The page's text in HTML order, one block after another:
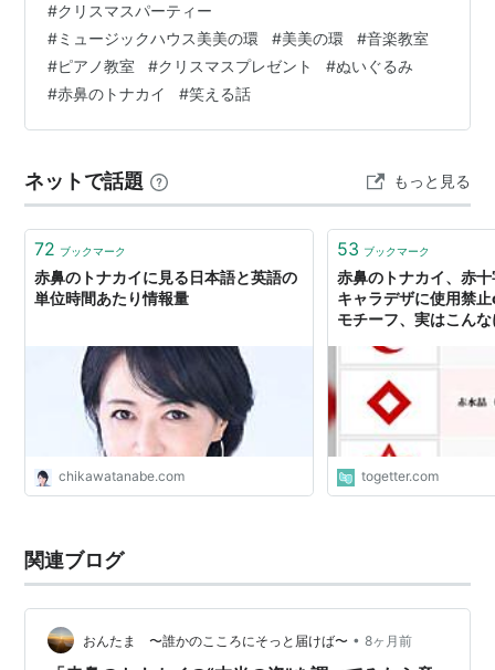
タクロース まぬけで歯抜けなタヌキの赤鼻のトナカイ 打
てば響くアオイちゃん 元気な風邪ひきリナちゃん 食べ放
題キッズ 恥のかき納め もう１つのギフト ８人の子持ち
サンタのカウントダウン 真夏のサンタクロース 今年のク
リスマスギフトに選んだのは、ぬいぐるみ型もふもふバ
#クリスマスパーティー
#ミュージックハウス美美の環 #美美の環 #音楽教室
#ピアノ教室 #クリスマスプレゼント #ぬいぐるみ
#赤鼻のトナカイ #笑える話
ネットで話題 もっと見る
72 ブックマーク
赤鼻のトナカイに見る日本語と英語の
単位時間あたり情報量
chikawatanabe.com
53 ブックマーク
赤鼻のトナカイ、赤
キャラデザに使用禁
モチーフ、実はこん
togetter.com
関連ブログ
おんたま 〜誰かのこころにそっと届けば〜 • 8ヶ月前